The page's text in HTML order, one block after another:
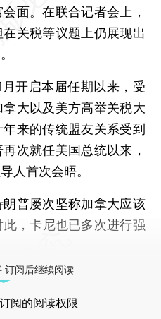
面。在联合记者会上，
关税等议题上仍展现出
启本届任期以来，受
大以及美方高举关税大
来的传统盟友关系受到
次就任美国总统以来，
人首次会晤。
普屡次坚称加拿大应该
，卡尼也已多次进行强
订阅后继续阅读
阅的阅读权限